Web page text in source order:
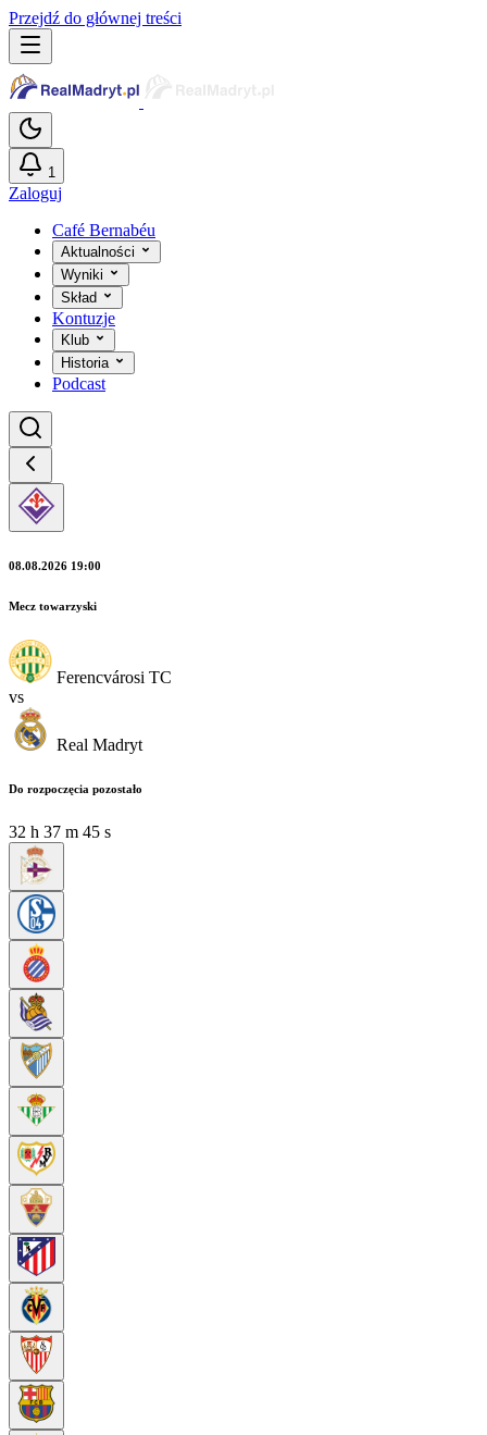
Przejdź do głównej treści
1
Zaloguj
Café Bernabéu
Aktualności
Wyniki
Skład
Kontuzje
Klub
Historia
Podcast
08.08.2026 19:00
Mecz towarzyski
Ferencvárosi TC
vs
Real Madryt
Do rozpoczęcia pozostało
32 h 37 m 45 s